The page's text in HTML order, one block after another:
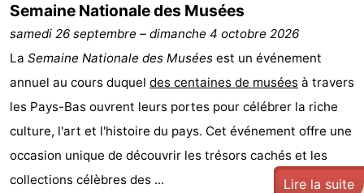
duinreservaat
Wijk
aan
Zee
-
Nature
Zuid-
Kennermerland
-
Amsterdam
-
Haarlem
Zandvoort
Hollande-
Semaine Nationale des Musées
samedi 26 septembre – dimanche 4 octobre 2026
La Semaine Nationale des Musées est un événement
annuel au cours duquel des centaines de musées à travers
les Pays-Bas ouvrent leurs portes pour célébrer la riche
culture, l'art et l'histoire du pays. Cet événement offre une
occasion unique de découvrir les trésors cachés et les
collections célèbres des ...
Lire la suite